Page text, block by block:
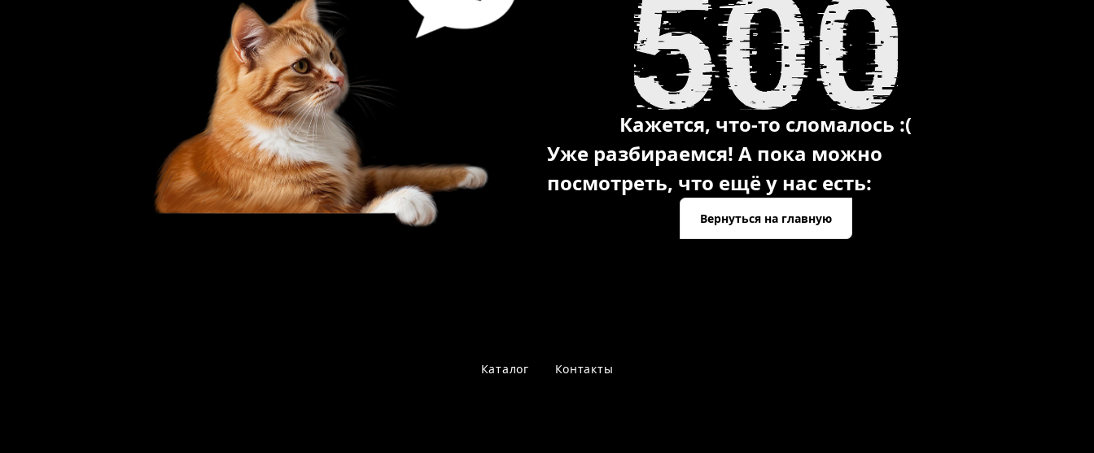
Кажется, что-то сломалось :(
Уже разбираемся! А пока можно
посмотреть, что ещё у нас есть:
Вернуться на главную
Каталог Контакты